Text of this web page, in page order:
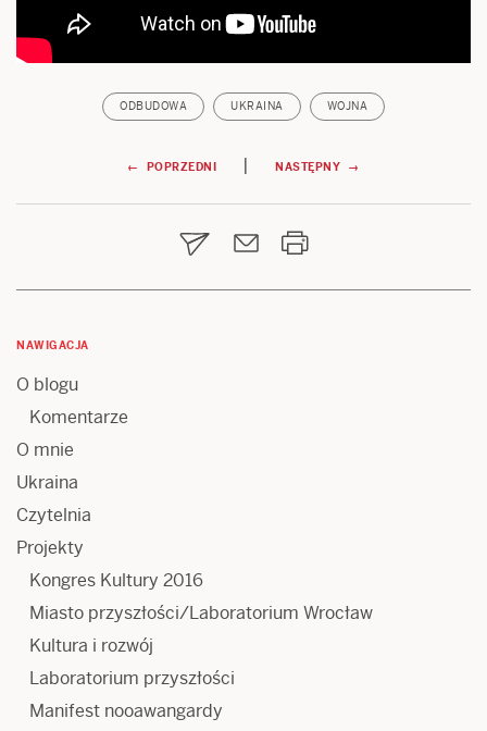
ODBUDOWA UKRAINA WOJNA
Nawigacja
wpisu
← POPRZEDNI | NASTĘPNY →
NAWIGACJA
O blogu
Komentarze
O mnie
Ukraina
Czytelnia
Projekty
Kongres Kultury 2016
Miasto przyszłości/Laboratorium Wrocław
Kultura i rozwój
Laboratorium przyszłości
Manifest nooawangardy